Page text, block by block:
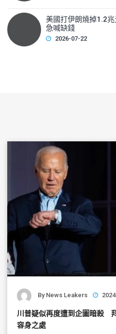
美國打伊朗燒掉1.2
急喊缺錢
2026-07-22
By News Leakers
川普疑似再度遭到企圖暗殺
容身之處